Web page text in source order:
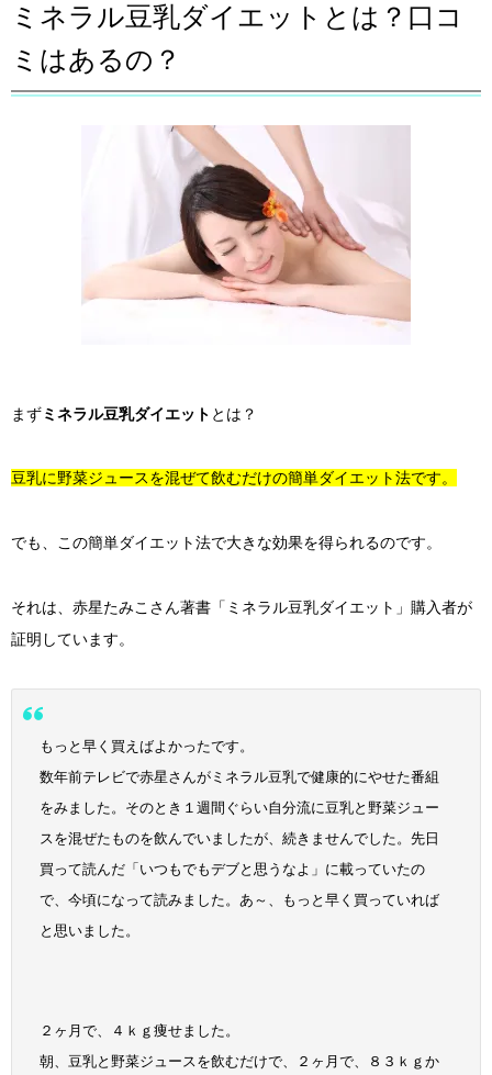
ミネラル豆乳ダイエットとは？口コ
ミはあるの？
まずミネラル豆乳ダイエット とは？
豆乳に野菜ジュースを混ぜて飲むだけの簡単ダイエット法です。
でも、この簡単ダイエット法で大きな効果を得られるのです。
それは、赤星たみこさん著書「ミネラル豆乳ダイエット」購入者が
証明しています。
もっと早く買えばよかったです。
数年前テレビで赤星さんがミネラル豆乳で健康的にやせた番組
をみました。そのとき１週間ぐらい自分流に豆乳と野菜ジュー
スを混ぜたものを飲んでいましたが、続きませんでした。先日
買って読んだ「いつもでもデブと思うなよ」に載っていたの
で、今頃になって読みました。あ～、もっと早く買っていれば
と思いました。
２ヶ月で、４ｋｇ痩せました。
朝、豆乳と野菜ジュースを飲むだけで、２ヶ月で、８３ｋｇか